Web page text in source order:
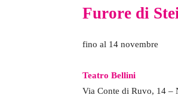
Furore di
fino al 14 novembre
Teatro Bellini
Via Conte di Ruvo, 14 –